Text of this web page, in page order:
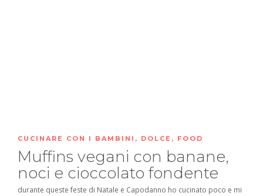
CUCINARE CON I BAMBINI , DOLCE , FOOD
Muffins vegani con banane,
noci e cioccolato fondente
durante queste feste di Natale e Capodanno ho cucinato poco e mi